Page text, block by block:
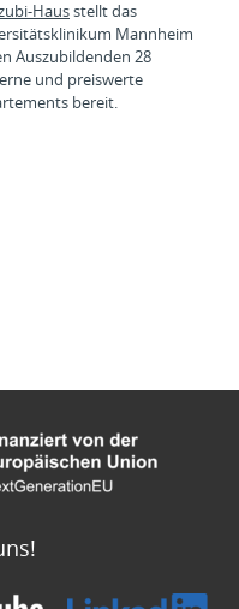
Hausstellt das
Mannheim
Auszubildenden 28
und preiswerte
bereit.